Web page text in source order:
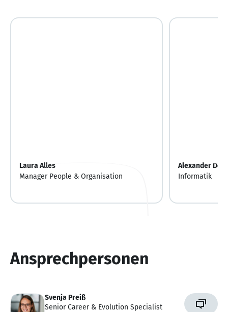
Laura Alles
Manager People & Organisation
Alexander
Informatik
Ansprechpersonen
Svenja Preiß
Senior Career & Evolution Specialist